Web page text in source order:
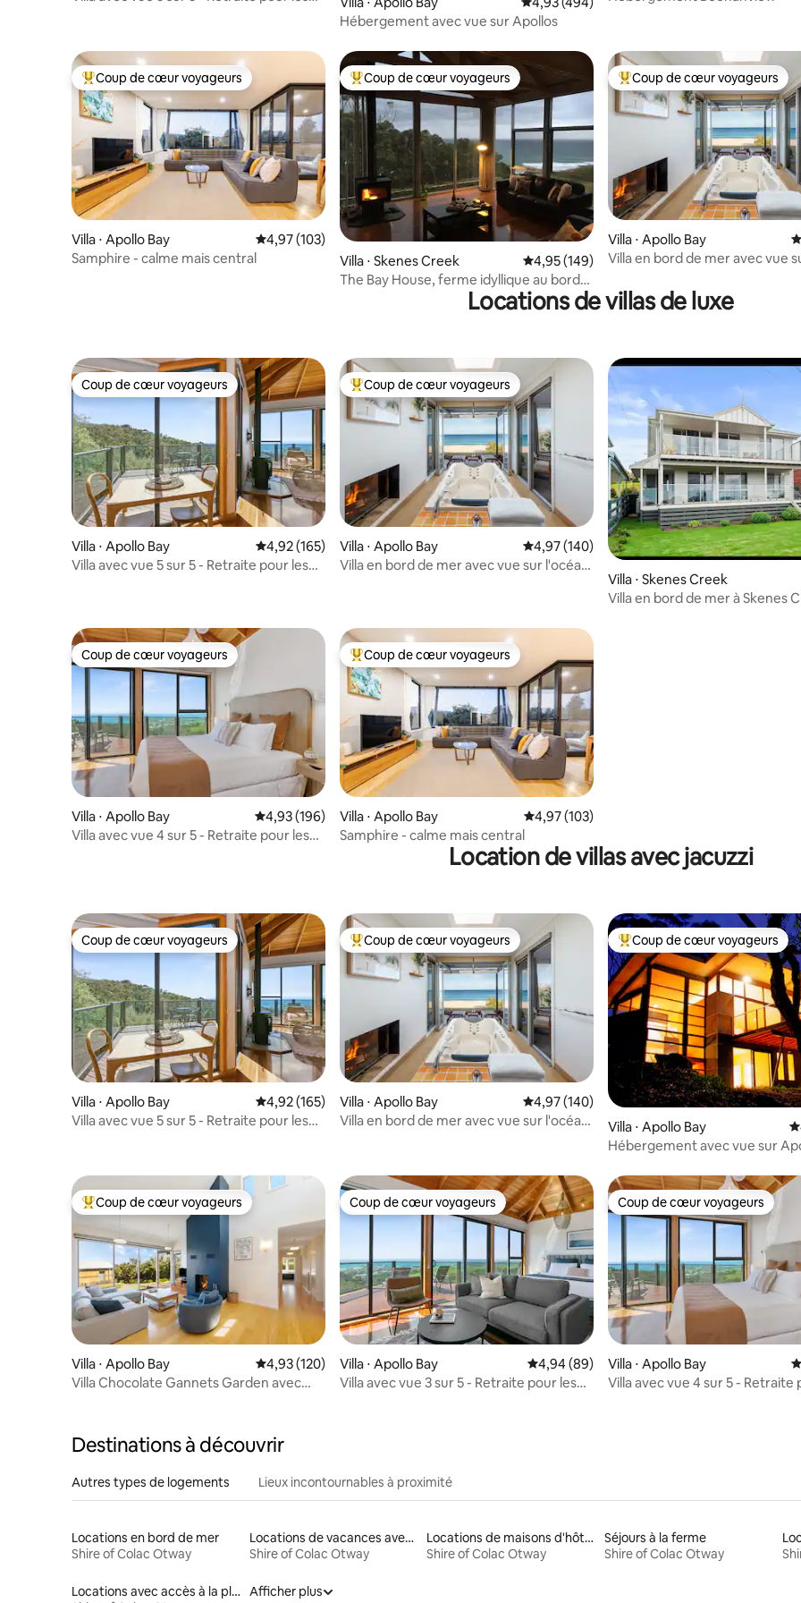
Hébergement avec vue sur Apollos
Coups de cœur voyageurs les plus appréciés
Coup de cœur voyageurs
Villa ⋅ Apollo Bay Évaluation moyenne sur la base de 103 commentaires : 4,97 sur 5
4,97 (103)
Samphire - calme mais central
Coups de cœur voyageurs les plus appréciés
Coup de cœur voyageurs
Villa ⋅ Skenes Creek Évaluation moyenne sur la base de 149
4,95 (149)
The Bay House, ferme idyllique au bord
Coups de cœur voyageurs les
Coup de cœur voyageurs
Villa ⋅ Apollo Bay
Villa en bord de mer avec vue
voiture de la ville
Locations de villas de luxe
Coup de cœur voyageurs
Coup de cœur voyageurs
Villa ⋅ Apollo Bay Évaluation moyenne sur la base de 165 commentaires : 4,92 sur 5
4,92 (165)
Villa avec vue 5 sur 5 - Retraite pour les
Coups de cœur voyageurs les plus appréciés
Coup de cœur voyageurs
Villa ⋅ Apollo Bay Évaluation moyenne sur la base de 140
4,97 (140)
Villa en bord de mer avec vue sur l'océan,
Villa ⋅ Skenes Creek
Villa en bord de mer à Skenes
Coup de cœur voyageurs
Coup de cœur voyageurs
Villa ⋅ Apollo Bay Évaluation moyenne sur la base de 196 commentaires : 4,93 sur 5
4,93 (196)
Villa avec vue 4 sur 5 - Retraite pour les
Coups de cœur voyageurs les plus appréciés
Coup de cœur voyageurs
Villa ⋅ Apollo Bay Évaluation moyenne sur la base de 103
4,97 (103)
Samphire - calme mais central
Location de villas avec jacuzzi
Coup de cœur voyageurs
Coup de cœur voyageurs
Villa ⋅ Apollo Bay Évaluation moyenne sur la base de 165 commentaires : 4,92 sur 5
4,92 (165)
Villa avec vue 5 sur 5 - Retraite pour les
Coups de cœur voyageurs les plus appréciés
Coup de cœur voyageurs
Villa ⋅ Apollo Bay Évaluation moyenne sur la base de 140
4,97 (140)
Villa en bord de mer avec vue sur l'océan,
Coups de cœur voyageurs les
Coup de cœur voyageurs
Villa ⋅ Apollo Bay
Hébergement avec vue sur
Coups de cœur voyageurs les plus appréciés
Coup de cœur voyageurs
Villa ⋅ Apollo Bay Évaluation moyenne sur la base de 120 commentaires : 4,93 sur 5
4,93 (120)
Villa Chocolate Gannets Garden avec
Coup de cœur voyageurs
Coup de cœur voyageurs
Villa ⋅ Apollo Bay Évaluation moyenne sur la base de 89
4,94 (89)
Villa avec vue 3 sur 5 - Retraite pour les
Coup de cœur voyageurs
Coup de cœur voyageurs
Villa ⋅ Apollo Bay
Villa avec vue 4 sur 5 - Retraite
Destinations à découvrir
Autres types de logements Lieux incontournables à proximité
Locations en bord de mer
Shire of Colac Otway
Locations de vacances avec piscine
Shire of Colac Otway
Locations de maisons d'hôtes
Shire of Colac Otway
Séjours à la ferme
Shire of Colac Otway
Locations avec accès à la plage Afficher plus